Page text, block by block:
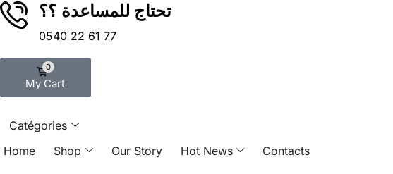
تحتاج للمساعدة ؟؟
0540 22 61 77
0
My Cart
Catégories
Home
Shop Our Story Hot News Contacts